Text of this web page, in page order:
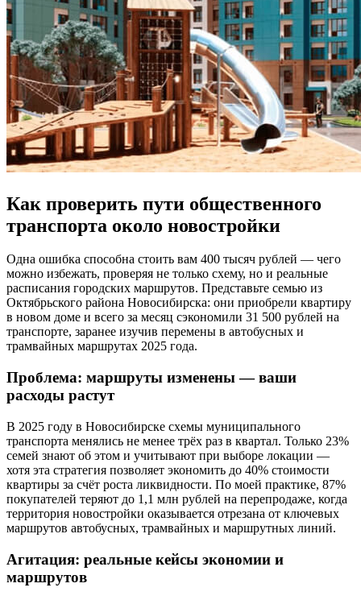
Как проверить пути общественного
транспорта около новостройки
Одна ошибка способна стоить вам 400 тысяч рублей — чего
можно избежать, проверяя не только схему, но и реальные
расписания городских маршрутов. Представьте семью из
Октябрьского района Новосибирска: они приобрели квартиру
в новом доме и всего за месяц сэкономили 31 500 рублей на
транспорте, заранее изучив перемены в автобусных и
трамвайных маршрутах 2025 года.
Проблема: маршруты изменены — ваши
расходы растут
В 2025 году в Новосибирске схемы муниципального
транспорта менялись не менее трёх раз в квартал. Только 23%
семей знают об этом и учитывают при выборе локации —
хотя эта стратегия позволяет экономить до 40% стоимости
квартиры за счёт роста ликвидности. По моей практике, 87%
покупателей теряют до 1,1 млн рублей на перепродаже, когда
территория новостройки оказывается отрезана от ключевых
маршрутов автобусных, трамвайных и маршрутных линий.
Агитация: реальные кейсы экономии и
маршрутов